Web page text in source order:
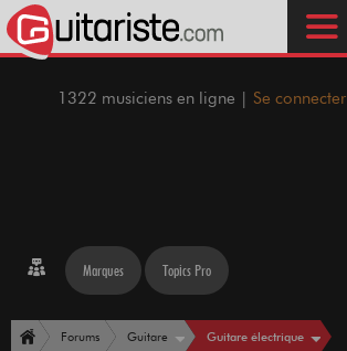
1322 musiciens en ligne | Se connecter
Marques Topics Pro
Forums Guitare Guitare électrique